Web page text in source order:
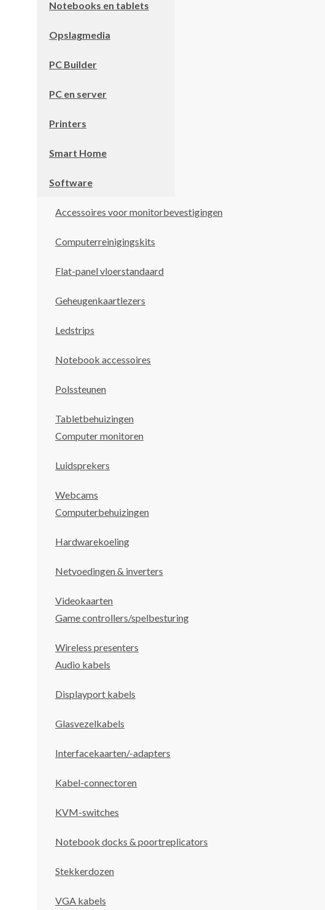
Notebooks en tablets
Opslagmedia
PC Builder
PC en server
Printers
Smart Home
Software
Accessoires voor monitorbevestigingen
Computerreinigingskits
Flat-panel vloerstandaard
Geheugenkaartlezers
Ledstrips
Notebook accessoires
Polssteunen
Tabletbehuizingen
Computer monitoren
Luidsprekers
Webcams
Computerbehuizingen
Hardwarekoeling
Netvoedingen & inverters
Videokaarten
Game controllers/spelbesturing
Wireless presenters
Audio kabels
Displayport kabels
Glasvezelkabels
Interfacekaarten/-adapters
Kabel-connectoren
KVM-switches
Notebook docks & poortreplicators
Stekkerdozen
VGA kabels